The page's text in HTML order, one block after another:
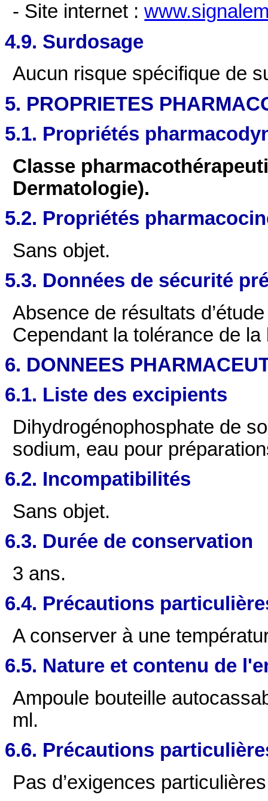
- Site internet :
4.9. Surdosage
Aucun risque spécifique de
5. PROPRIETES
5.1. Propriétés
Classe
Dermatologie).
5.2. Propriétés
Sans objet.
5.3. Données de sécurité
Absence de résultats
Cependant la tolérance de
6. DONNEES
6.1. Liste des excipients
Dihydrogénophosphate de
sodium, eau pour
6.2. Incompatibilités
Sans objet.
6.3. Durée de conservation
3 ans.
6.4. Précautions
A conserver à une
6.5. Nature et contenu de
Ampoule bouteille
ml.
6.6. Précautions
Pas d’exigences